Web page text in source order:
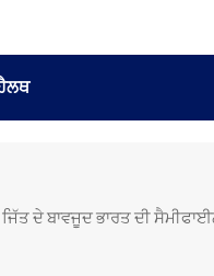
ਦੇ ਬਾਵਜੂਦ ਭਾਰਤ ਦੀ